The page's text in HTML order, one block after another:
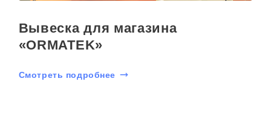
Вывеска для магазина
«ORMATEK»
Смотреть подробнее